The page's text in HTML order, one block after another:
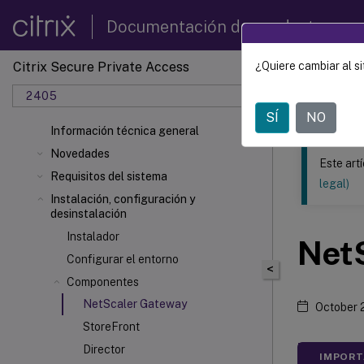
Documentación de productos
Citrix Secure Private Access
2405
Información técnica general
Novedades
Requisitos del sistema
Instalación, configuración y
desinstalación
Instalador
Configurar el entorno
Componentes
NetScaler Gateway
StoreFront
Director
Este
Citrix
<
Este
legal)
October
¿Quiere cambiar al
SÍ NO